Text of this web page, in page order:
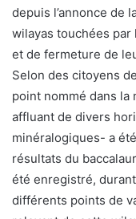
depuis l’annonce de
wilayas touchées
et de fermeture de
Selon des citoyens
point nommé dans la
affluant de divers
minéralogiques- a
résultats du
été enregistré,
différents points de